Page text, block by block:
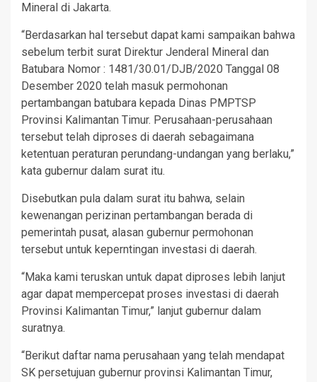
Mineral di Jakarta.
“Berdasarkan hal tersebut dapat kami sampaikan bahwa
sebelum terbit surat Direktur Jenderal Mineral dan
Batubara Nomor : 1481/30.01/DJB/2020 Tanggal 08
Desember 2020 telah masuk permohonan
pertambangan batubara kepada Dinas PMPTSP
Provinsi Kalimantan Timur. Perusahaan-perusahaan
tersebut telah diproses di daerah sebagaimana
ketentuan peraturan perundang-undangan yang berlaku,”
kata gubernur dalam surat itu.
Disebutkan pula dalam surat itu bahwa, selain
kewenangan perizinan pertambangan berada di
pemerintah pusat, alasan gubernur permohonan
tersebut untuk keperntingan investasi di daerah.
“Maka kami teruskan untuk dapat diproses lebih lanjut
agar dapat mempercepat proses investasi di daerah
Provinsi Kalimantan Timur,” lanjut gubernur dalam
suratnya.
“Berikut daftar nama perusahaan yang telah mendapat
SK persetujuan gubernur provinsi Kalimantan Timur,